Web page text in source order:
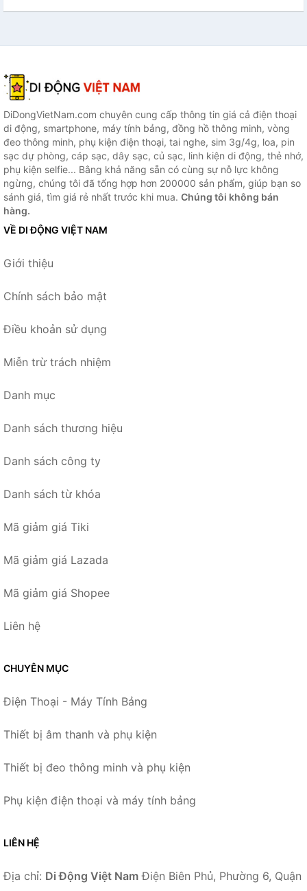
DiDongVietNam.com chuyên cung cấp thông tin giá cả điện thoại
di động, smartphone, máy tính bảng, đồng hồ thông minh, vòng
đeo thông minh, phụ kiện điện thoại, tai nghe, sim 3g/4g, loa, pin
sạc dự phòng, cáp sạc, dây sạc, củ sạc, linh kiện di động, thẻ nhớ,
phụ kiện selfie... Bằng khả năng sẵn có cùng sự nỗ lực không
ngừng, chúng tôi đã tổng hợp hơn 200000 sản phẩm, giúp bạn so
sánh giá, tìm giá rẻ nhất trước khi mua. Chúng tôi không bán
hàng.
VỀ DI ĐỘNG VIỆT NAM
Giới thiệu
Chính sách bảo mật
Điều khoản sử dụng
Miễn trừ trách nhiệm
Danh mục
Danh sách thương hiệu
Danh sách công ty
Danh sách từ khóa
Mã giảm giá Tiki
Mã giảm giá Lazada
Mã giảm giá Shopee
Liên hệ
CHUYÊN MỤC
Điện Thoại - Máy Tính Bảng
Thiết bị âm thanh và phụ kiện
Thiết bị đeo thông minh và phụ kiện
Phụ kiện điện thoại và máy tính bảng
LIÊN HỆ
Địa chỉ: Di Động Việt Nam Điện Biên Phủ, Phường 6, Quận